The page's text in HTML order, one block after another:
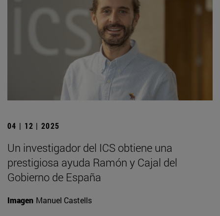
04 | 12 | 2025
Un investigador del ICS obtiene una
prestigiosa ayuda Ramón y Cajal del
Gobierno de España
Imagen Manuel Castells